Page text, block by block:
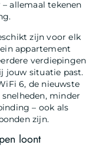
allemaal tekenen
zijn voor elk
appartement
verdiepingen
jouw situatie past.
6, de nieuwste
minder
– ook als
zijn.
loont